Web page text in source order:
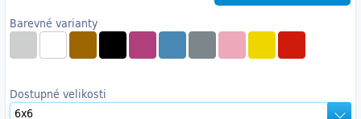
Barevné varianty
Dostupné velikosti